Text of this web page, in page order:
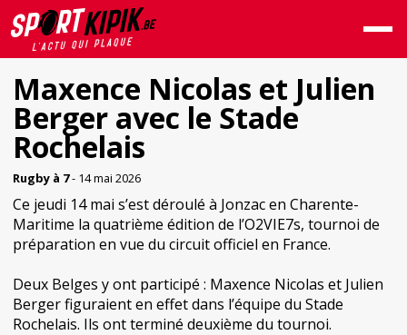
Maxence Nicolas et Julien
Berger avec le Stade
Rochelais
Rugby à 7- 14 mai 2026
Ce jeudi 14 mai s’est déroulé à Jonzac en Charente-
Maritime la quatrième édition de l’O2VIE7s, tournoi de
préparation en vue du circuit officiel en France.
Deux Belges y ont participé : Maxence Nicolas et Julien
Berger figuraient en effet dans l’équipe du Stade
Rochelais. Ils ont terminé deuxième du tournoi.